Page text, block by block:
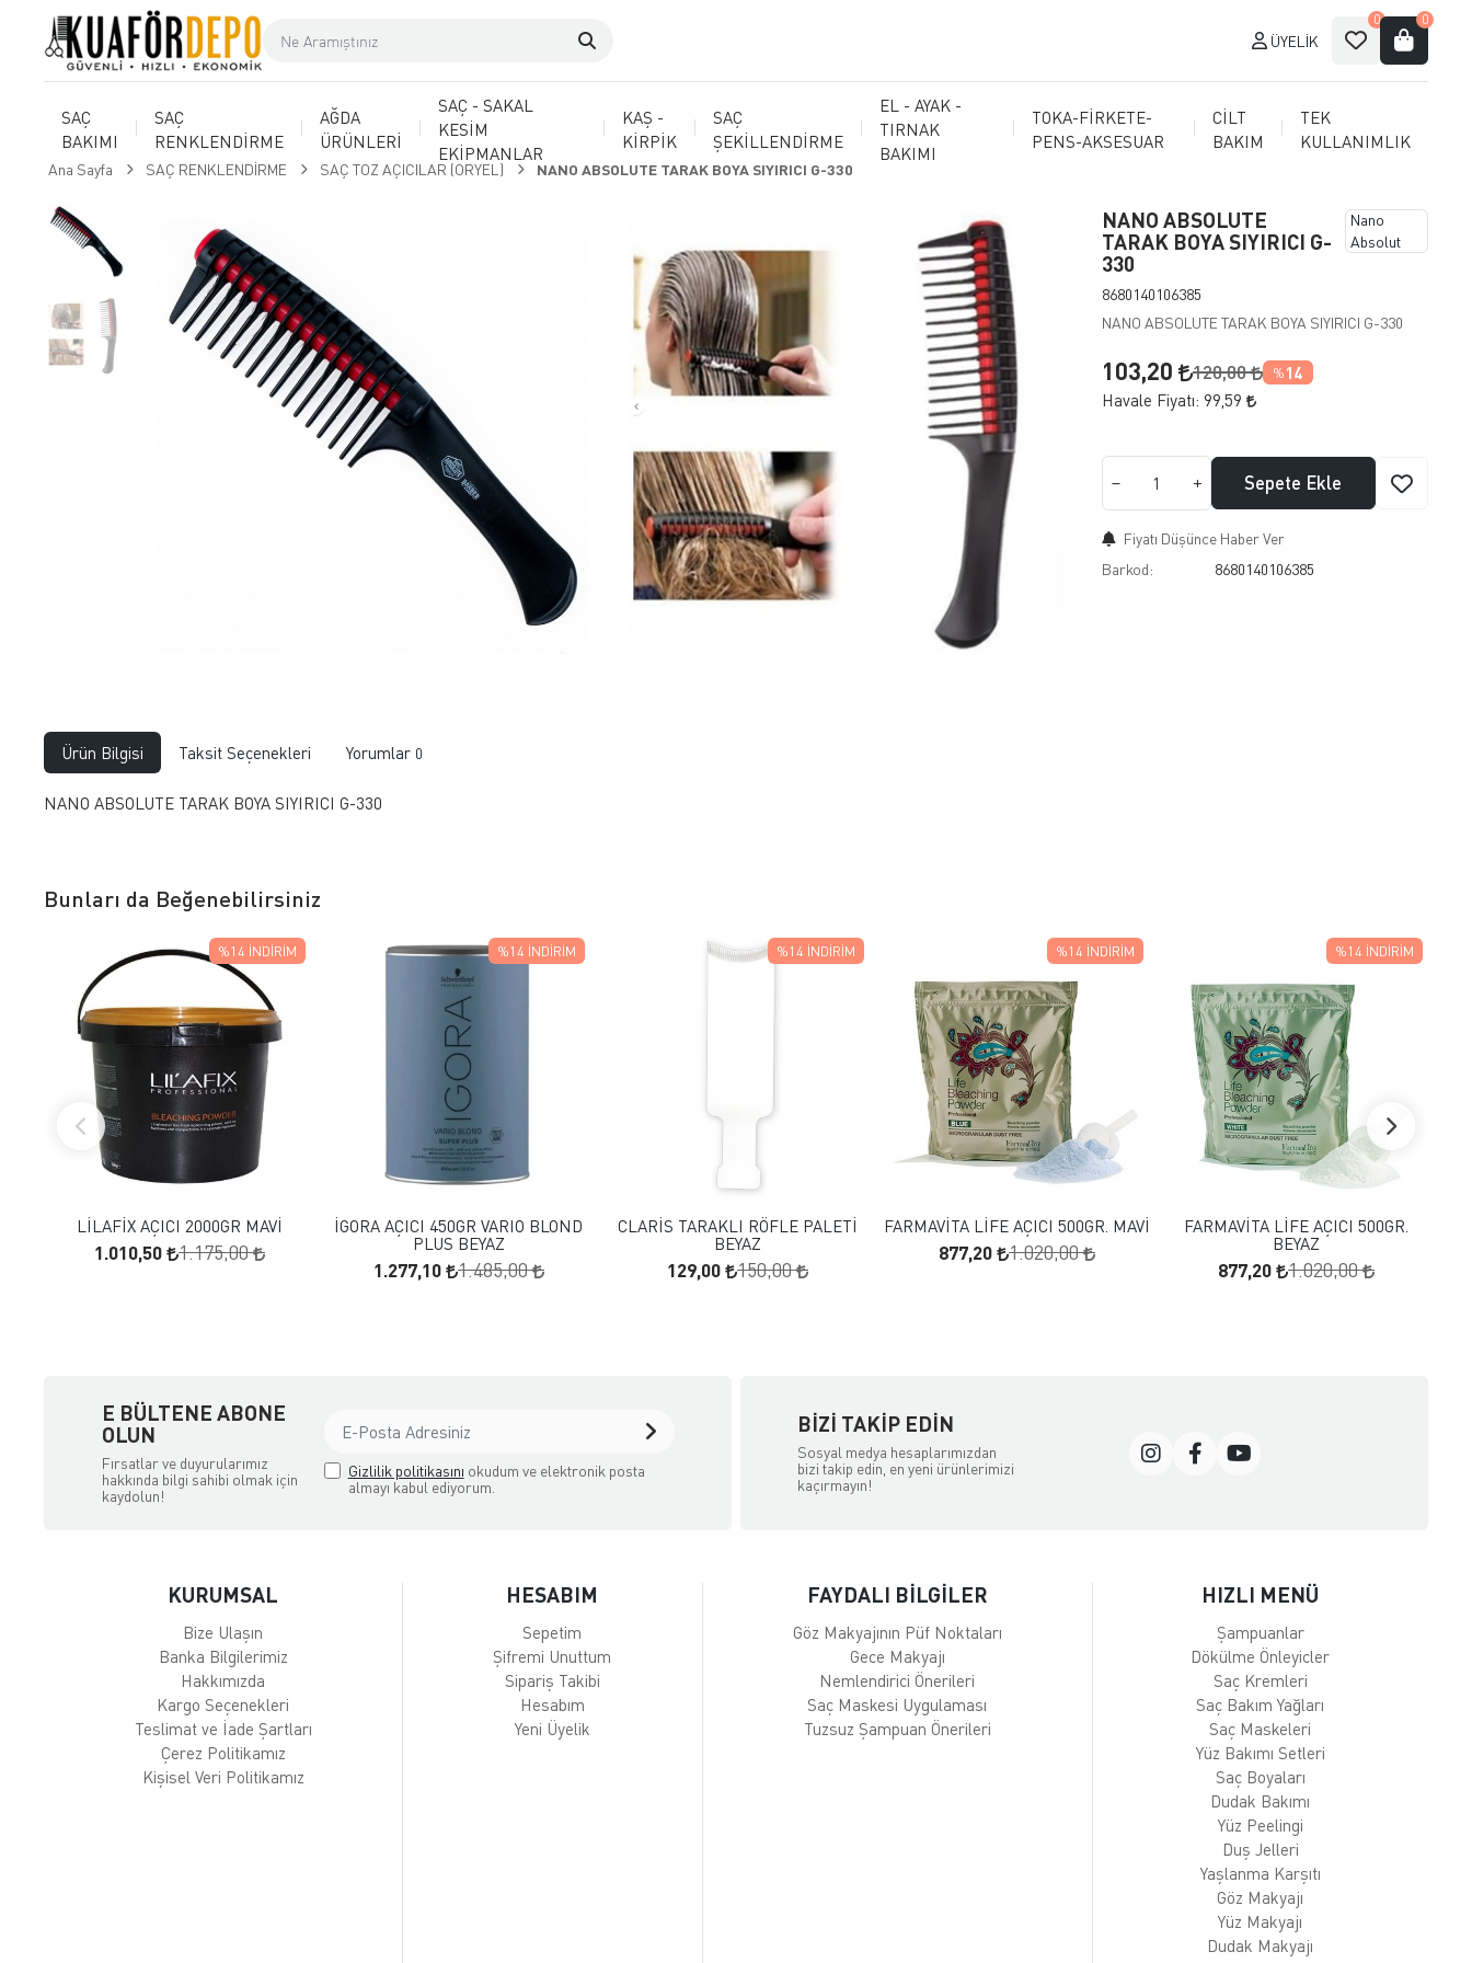
ÜYELIK
0 0
SAÇ
BAKIMI
SAÇ
RENKLENDİRME
AĞDA
ÜRÜNLERİ
SAÇ - SAKAL
KESİM
EKİPMANLAR
KAŞ -
KİRPİK
SAÇ
ŞEKİLLENDİRME
EL - AYAK -
TIRNAK
BAKIMI
TOKA-FİRKETE-
PENS-AKSESUAR
CİLT
BAKIM
TEK
KULLANIMLIK
Ana Sayfa SAÇ RENKLENDİRME SAÇ TOZ AÇICILAR (ORYEL) NANO ABSOLUTE TARAK BOYA SIYIRICI G-330
NANO ABSOLUTE
TARAK BOYA SIYIRICI G-
330
8680140106385
Nano
Absolut
NANO ABSOLUTE TARAK BOYA SIYIRICI G-330
103,20 120,00 % 14
Havale Fiyatı: 99,59
Sepete Ekle
Fiyatı Düşünce Haber Ver
Barkod:
8680140106385
Ürün Bilgisi Taksit Seçenekleri Yorumlar 0
NANO ABSOLUTE TARAK BOYA SIYIRICI G-330
Bunları da Beğenebilirsiniz
FAVORILERE EKLE
SEPETE EKLE
LİLAFİX AÇICI 2000GR MAVİ
1.010,50 1.175,00
%14 İNDIRIM
FAVORILERE EKLE
SEPETE EKLE
İGORA AÇICI 450GR VARIO BLOND
PLUS BEYAZ
1.277,10 1.485,00
%14 İNDIRIM
FAVORILERE EKLE
SEPETE EKLE
CLARİS TARAKLI RÖFLE PALETİ
BEYAZ
129,00 150,00
%14 İNDIRIM
FAVORILERE EKLE
SEPETE EKLE
FARMAVİTA LİFE AÇICI 500GR. MAVİ
877,20 1.020,00
%14 İNDIRIM
FAVORILERE EKLE
SEPETE EKLE
FARMAVİTA LİFE AÇICI 500GR.
BEYAZ
877,20 1.020,00
%14 İNDIRIM
E BÜLTENE ABONE
OLUN
Fırsatlar ve duyurularımız
hakkında bilgi sahibi olmak için
kaydolun!
Gizlilik politikasını okudum ve elektronik posta
almayı kabul ediyorum.
BIZI TAKIP EDIN
Sosyal medya hesaplarımızdan
bizi takip edin, en yeni ürünlerimizi
kaçırmayın!
KURUMSAL
Bize Ulaşın
Banka Bilgilerimiz
Hakkımızda
Kargo Seçenekleri
Teslimat ve İade Şartları
Çerez Politikamız
Kişisel Veri Politikamız
HESABIM
Sepetim
Şifremi Unuttum
Sipariş Takibi
Hesabım
Yeni Üyelik
FAYDALI BİLGİLER
Göz Makyajının Püf Noktaları
Gece Makyajı
Nemlendirici Önerileri
Saç Maskesi Uygulaması
Tuzsuz Şampuan Önerileri
HIZLI MENÜ
Şampuanlar
Dökülme Önleyicler
Saç Kremleri
Saç Bakım Yağları
Saç Maskeleri
Yüz Bakımı Setleri
Saç Boyaları
Dudak Bakımı
Yüz Peelingi
Duş Jelleri
Yaşlanma Karşıtı
Göz Makyajı
Yüz Makyajı
Dudak Makyajı